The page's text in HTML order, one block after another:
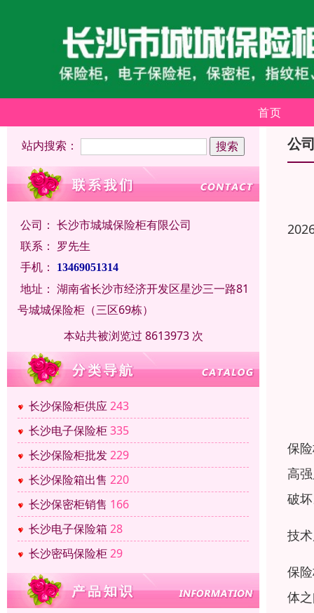
首页
站内搜索：
公司： 长沙市城城保险柜有限公司
联系： 罗先生
手机：
13469051314
地址： 湖南省长沙市经济开发区星沙三一路81
号城城保险柜（三区69栋）
本站共被浏览过 8613973 次
长沙保险柜供应243
长沙电子保险柜335
长沙保险柜批发229
长沙保险箱出售 220
长沙保密柜销售 166
长沙电子保险箱 28
长沙密码保险柜29
公
保
高
破
技
保
体